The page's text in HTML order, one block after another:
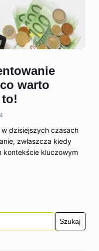
warto
dzisiejszych czasach
zwłaszcza kiedy
kontekście kluczowym